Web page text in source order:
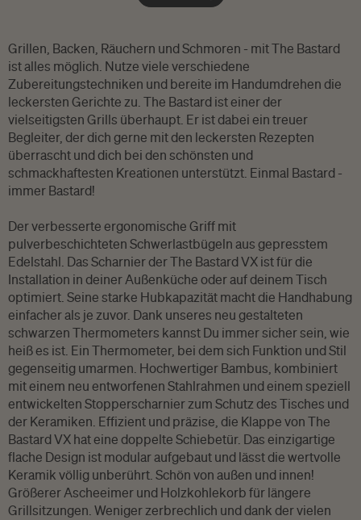
Grillen, Backen, Räuchern und Schmoren - mit The Bastard
ist alles möglich. Nutze viele verschiedene
Zubereitungstechniken und bereite im Handumdrehen die
leckersten Gerichte zu. The Bastard ist einer der
vielseitigsten Grills überhaupt. Er ist dabei ein treuer
Begleiter, der dich gerne mit den leckersten Rezepten
überrascht und dich bei den schönsten und
schmackhaftesten Kreationen unterstützt. Einmal Bastard -
immer Bastard!
Der verbesserte ergonomische Griff mit
pulverbeschichteten Schwerlastbügeln aus gepresstem
Edelstahl. Das Scharnier der The Bastard VX ist für die
Installation in deiner Außenküche oder auf deinem Tisch
optimiert. Seine starke Hubkapazität macht die Handhabung
einfacher als je zuvor. Dank unseres neu gestalteten
schwarzen Thermometers kannst Du immer sicher sein, wie
heiß es ist. Ein Thermometer, bei dem sich Funktion und Stil
gegenseitig umarmen. Hochwertiger Bambus, kombiniert
mit einem neu entworfenen Stahlrahmen und einem speziell
entwickelten Stopperscharnier zum Schutz des Tisches und
der Keramiken. Effizient und präzise, die Klappe von The
Bastard VX hat eine doppelte Schiebetür. Das einzigartige
flache Design ist modular aufgebaut und lässt die wertvolle
Keramik völlig unberührt. Schön von außen und innen!
Größerer Ascheeimer und Holzkohlekorb für längere
Grillsitzungen. Weniger zerbrechlich und dank der vielen